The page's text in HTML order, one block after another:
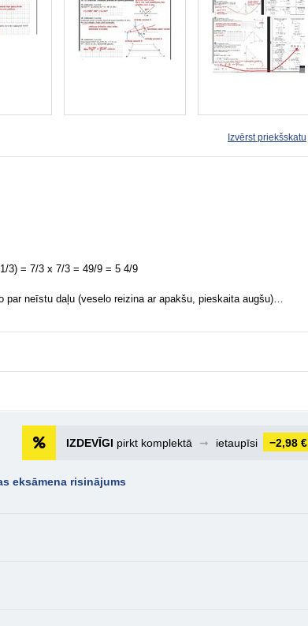
Izvērst priekšskatu
3) = 7/3 x 7/3 = 49/9 = 5 4/9
par neīstu daļu (veselo reizina ar apakšu, pieskaita augšu)…
IZDEVĪGI pirkt komplektā ➞ ietaupīsi −2,98 €
eksāmena risinājums